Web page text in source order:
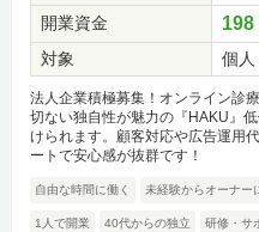
開業資金
198
対象 個人
法人企業積極募集！オンライン診
切ない独自性が魅力の『HAKU』
けられます。顧客対応や広告運用
ートで安心感が抜群です！
自由な時間に働く 未経験からオーナー
1人で開業 40代からの独立 研修・サ